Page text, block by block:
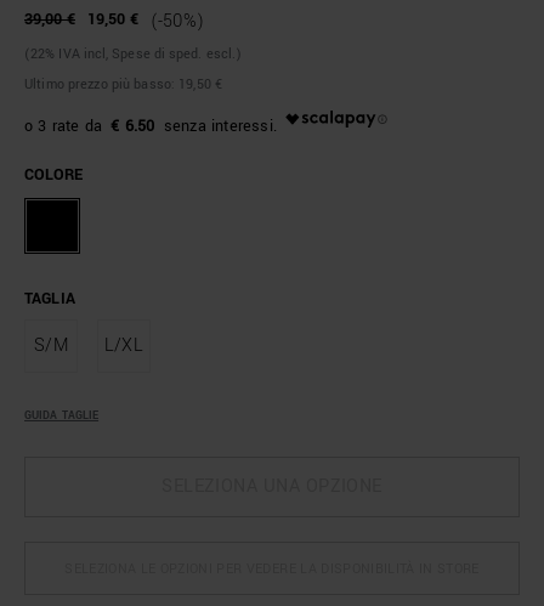
39,00 € 19,50 € (-50%)
(22% IVA incl, Spese di sped. escl.)
Ultimo prezzo più basso: 19,50 €
€ 6.50
COLORE
TAGLIA
S/M L/XL
GUIDA TAGLIE